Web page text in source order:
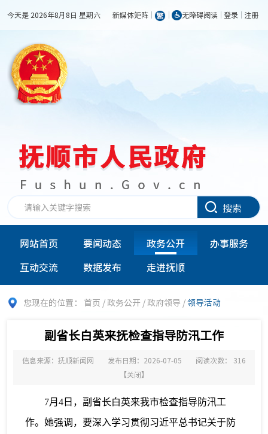
今天是 2026年8月8日 星期六 新媒体矩阵 无障碍阅读 登录 注册
搜索
网站首页 要闻动态 政务公开
办事服务
互动交流
数据发布 走进抚顺
您现在的位置： 首页 /政务公开 /政府领导 /领导活动
副省长白英来抚检查指导防汛工作
信息来源：抚顺新闻网 发布日期：2026-07-05 阅读次数： 316
【关闭】
7月4日，副省长白英来我市检查指导防汛工
作。她强调，要深入学习贯彻习近平总书记关于防